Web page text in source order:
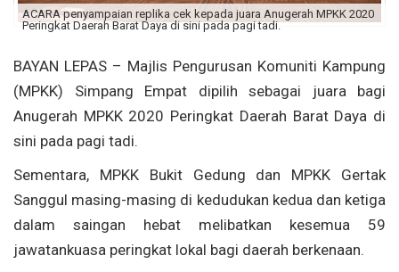
ACARA penyampaian replika cek kepada juara Anugerah MPKK 2020
Peringkat Daerah Barat Daya di sini pada pagi tadi.
BAYAN LEPAS – Majlis Pengurusan Komuniti Kampung
(MPKK) Simpang Empat dipilih sebagai juara bagi
Anugerah MPKK 2020 Peringkat Daerah Barat Daya di
sini pada pagi tadi.
Sementara, MPKK Bukit Gedung dan MPKK Gertak
Sanggul masing-masing di kedudukan kedua dan ketiga
dalam saingan hebat melibatkan kesemua 59
jawatankuasa peringkat lokal bagi daerah berkenaan.